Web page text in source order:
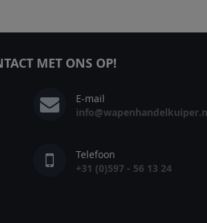
MET ONS OP!
E-mail
Telefoon
+31 (0)597 - 56 13 24